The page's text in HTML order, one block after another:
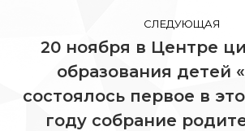
СЛЕДУЮЩАЯ
запись:
20 ноября в Центре
образования детей
состоялось первое в
году собрание